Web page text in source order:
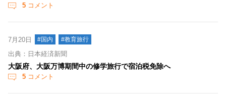
5 コメント
7月20日 #国内 #教育旅行
出典：日本経済新聞
大阪府、大阪万博期間中の修学旅行で宿泊税免除へ
5 コメント